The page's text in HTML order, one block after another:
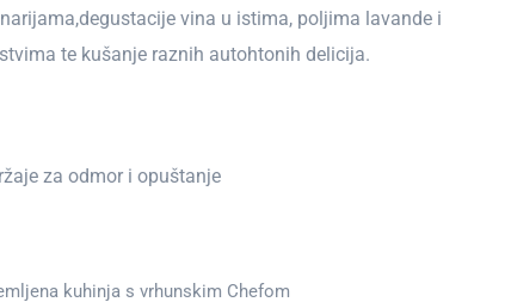
vina u istima, poljima lavande i
te kušanje raznih autohtonih delicija.
za odmor i opuštanje
kuhinja s vrhunskim Chefom